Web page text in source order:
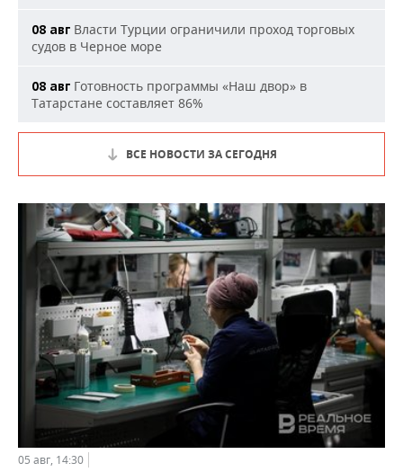
08 авг Власти Турции ограничили проход торговых
судов в Черное море
08 авг Готовность программы «Наш двор» в
Татарстане составляет 86%
ВСЕ НОВОСТИ ЗА СЕГОДНЯ
05 авг, 14:30